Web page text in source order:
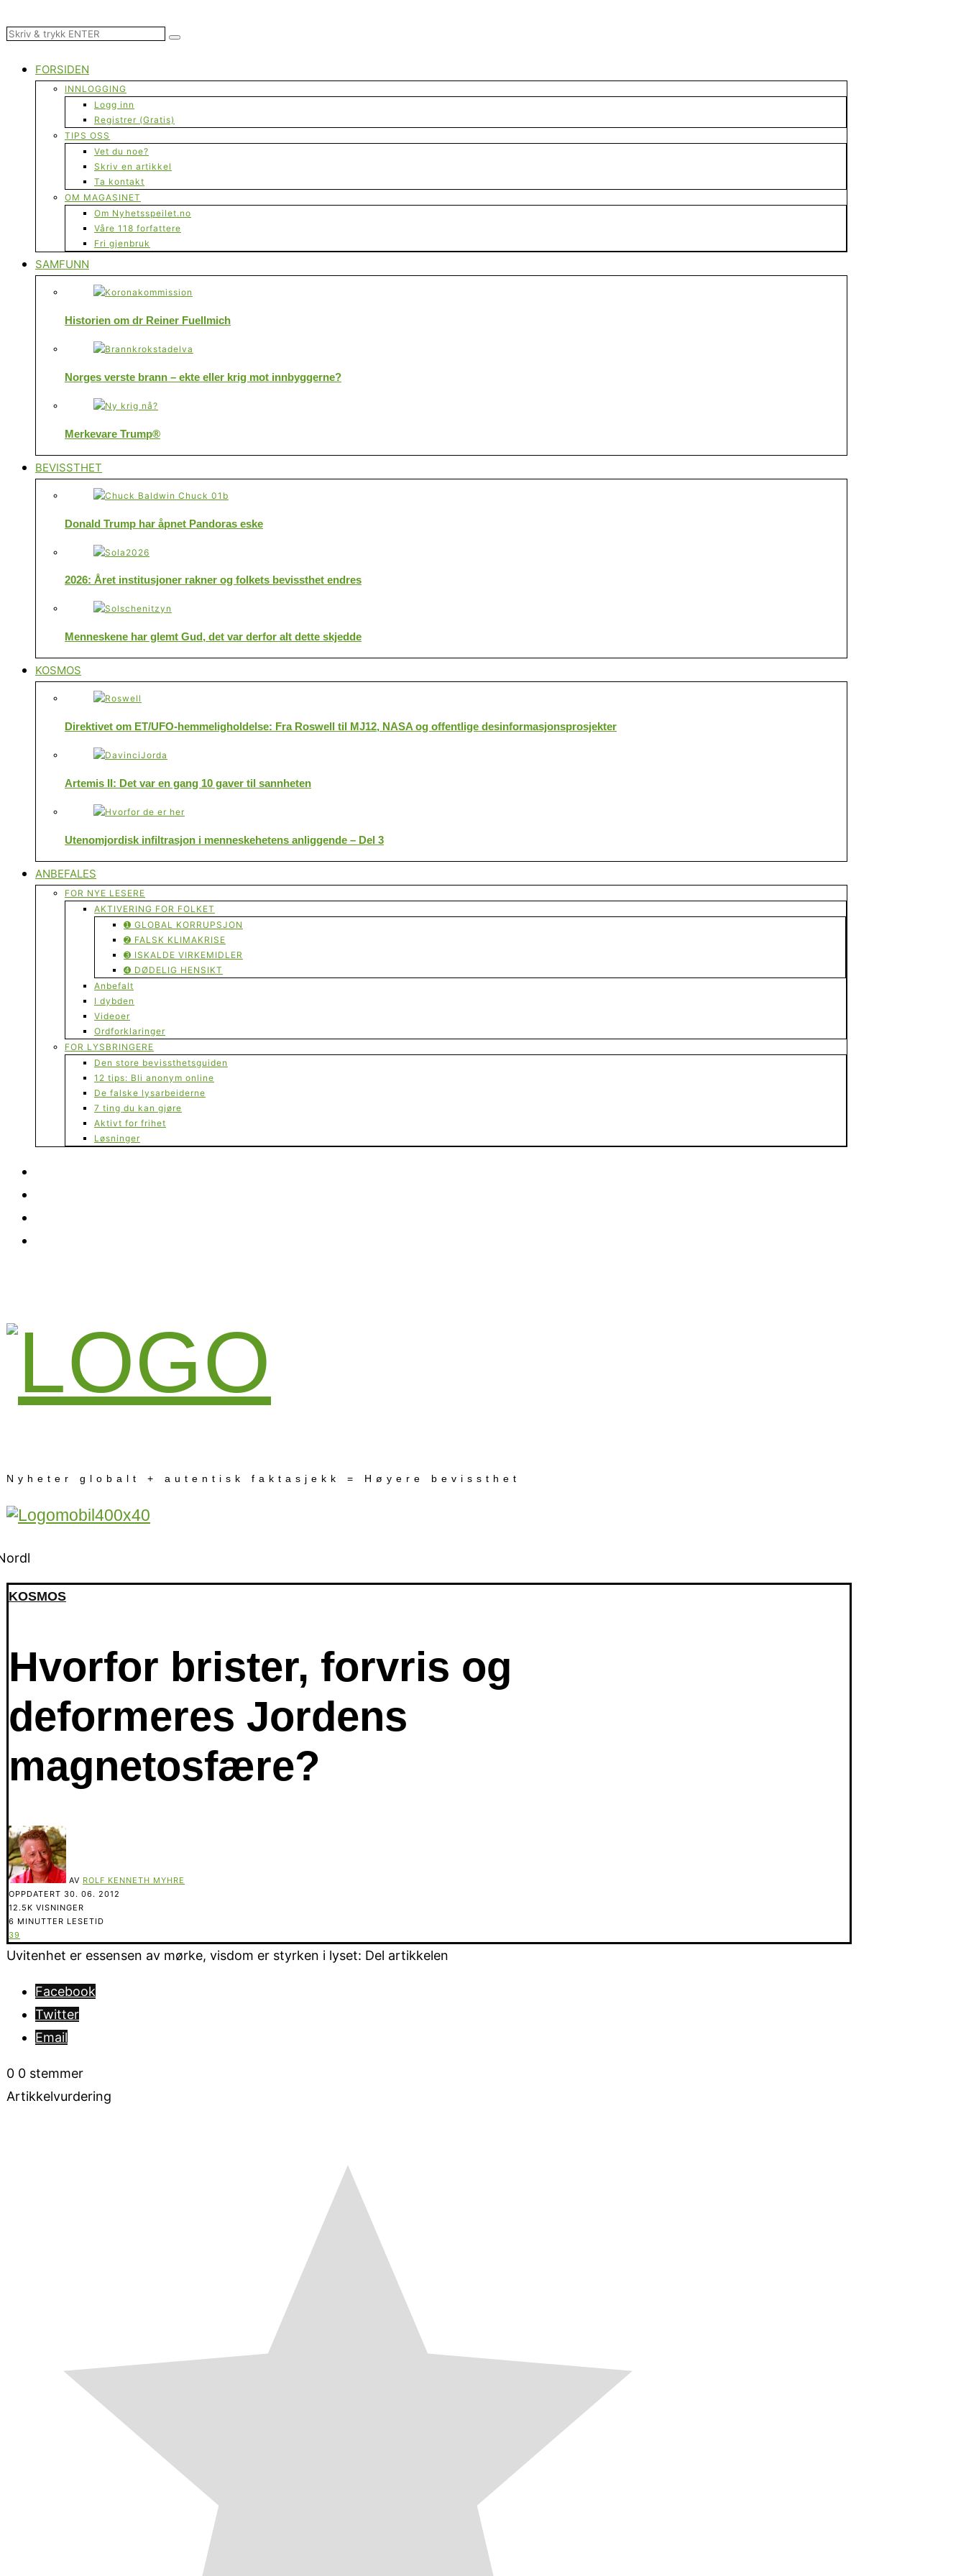
FORSIDEN
INNLOGGING
Logg inn
Registrer (Gratis)
TIPS OSS
Vet du noe?
Skriv en artikkel
Ta kontakt
OM MAGASINET
Om Nyhetsspeilet.no
Våre 118 forfattere
Fri gjenbruk
SAMFUNN
Historien om dr Reiner Fuellmich
Norges verste brann – ekte eller krig mot innbyggerne?
Merkevare Trump®
BEVISSTHET
Donald Trump har åpnet Pandoras eske
2026: Året institusjoner rakner og folkets bevissthet endres
Menneskene har glemt Gud, det var derfor alt dette skjedde
KOSMOS
Direktivet om ET/UFO-hemmeligholdelse: Fra Roswell til MJ12, NASA og offentlige desinformasjonsprosjekter
Artemis II: Det var en gang 10 gaver til sannheten
Utenomjordisk infiltrasjon i menneskehetens anliggende – Del 3
ANBEFALES
FOR NYE LESERE
AKTIVERING FOR FOLKET
➊ GLOBAL KORRUPSJON
➋ FALSK KLIMAKRISE
➌ ISKALDE VIRKEMIDLER
➍ DØDELIG HENSIKT
Anbefalt
I dybden
Videoer
Ordforklaringer
FOR LYSBRINGERE
Den store bevissthetsguiden
12 tips: Bli anonym online
De falske lysarbeiderne
7 ting du kan gjøre
Aktivt for frihet
Løsninger
Nyheter globalt + autentisk faktasjekk = Høyere bevissthet
KOSMOS
Hvorfor brister, forvris og
deformeres Jordens
magnetosfære?
AV ROLF KENNETH MYHRE
OPPDATERT 30. 06. 2012
12.5K VISNINGER
6 MINUTTER LESETID
39
Uvitenhet er essensen av mørke, visdom er styrken i lyset: Del artikkelen
Facebook
Twitter
Email
0 0 stemmer
Artikkelvurdering